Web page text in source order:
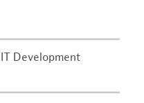
Development